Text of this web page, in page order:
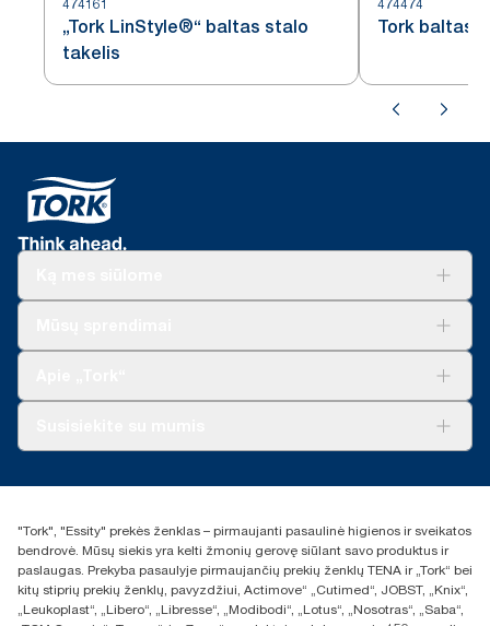
474161
„Tork LinStyle®“ baltas stalo
takelis
474474
Tork baltas
+370 5 268 3455
UAB Essity Lithuania
Naugarduko g. 98
LT-03160 Vilnius, Lietuva
"Tork", "Essity" prekės ženklas – pirmaujanti pasaulinė higienos ir sveikatos
bendrovė. Mūsų siekis yra kelti žmonių gerovę siūlant savo produktus ir
paslaugas. Prekyba pasaulyje pirmaujančių prekių ženklų TENA ir „Tork“ bei
kitų stiprių prekių ženklų, pavyzdžiui, Actimove“ „Cutimed“, JOBST, „Knix“,
„Leukoplast“, „Libero“, „Libresse“, „Modibodi“, „Lotus“, „Nosotras“, „Saba“,